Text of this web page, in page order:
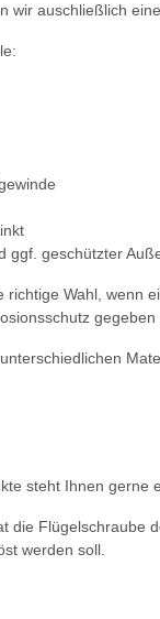
wir auschließlich
ggf. geschützter
richtige Wahl, wenn
steht Ihnen gerne
die Flügelschraube
werden soll.